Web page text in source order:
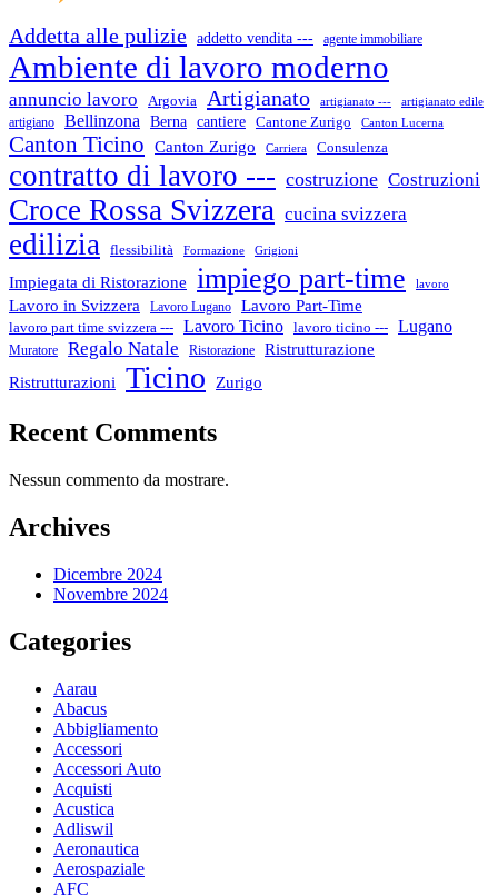
Addetta alle pulizie addetto vendita --- agente immobiliare
Ambiente di lavoro moderno
annuncio lavoro Argovia Artigianato artigianato --- artigianato edile
artigiano Bellinzona Berna cantiere Cantone Zurigo Canton Lucerna
Canton Ticino Canton Zurigo Carriera Consulenza
contratto di lavoro --- costruzione Costruzioni
Croce Rossa Svizzera cucina svizzera
edilizia flessibilità Formazione Grigioni
Impiegata di Ristorazione impiego part-time lavoro
Lavoro in Svizzera Lavoro Lugano Lavoro Part-Time
lavoro part time svizzera --- Lavoro Ticino lavoro ticino --- Lugano
Muratore Regalo Natale Ristorazione
Ristrutturazione
Ristrutturazioni Ticino Zurigo
Recent Comments
Nessun commento da mostrare.
Archives
Dicembre 2024
Novembre 2024
Categories
Aarau
Abacus
Abbigliamento
Accessori
Accessori Auto
Acquisti
Acustica
Adliswil
Aeronautica
Aerospaziale
AFC